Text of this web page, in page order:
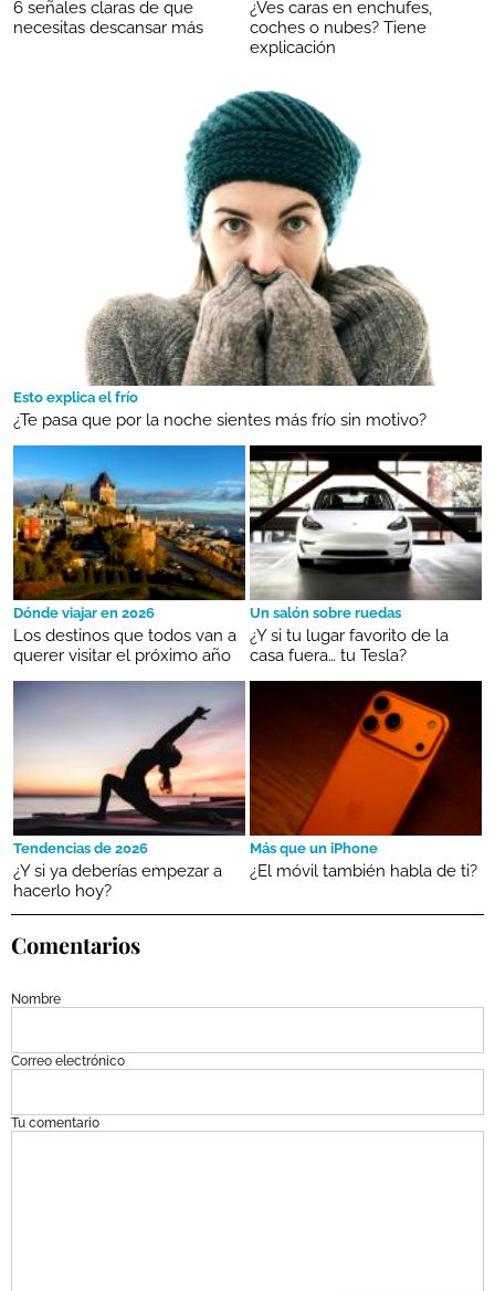
6 señales claras de que
necesitas descansar más
¿Ves caras en enchufes,
coches o nubes? Tiene
explicación
Esto explica el frío
¿Te pasa que por la noche sientes más frío sin motivo?
Dónde viajar en 2026
Los destinos que todos van a
querer visitar el próximo año
Un salón sobre ruedas
¿Y si tu lugar favorito de la
casa fuera… tu Tesla?
Tendencias de 2026
¿Y si ya deberías empezar a
hacerlo hoy?
Más que un iPhone
¿El móvil también habla de ti?
Comentarios
Nombre
Correo electrónico
Tu comentario